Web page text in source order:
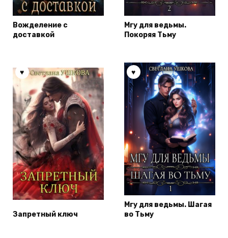
Вожделение с
доставкой
Мгу для ведьмы.
Покоряя Тьму
Запретный ключ
Мгу для ведьмы. Шагая
во Тьму